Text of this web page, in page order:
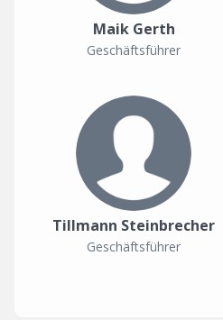
Maik Gerth
Geschäftsführer
Tillmann Steinbrecher
Geschäftsführer